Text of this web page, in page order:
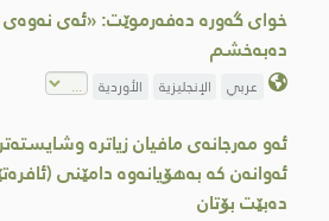
خوای گەورە دەفەرموێت: «ئەی
دەبەخشم
عربي الإنجليزية الأوردية
ئەو مەرجانەی مافیان زیاترە
ئەوانەن کە بەهۆیانەوە دامێنی
دەبێت بۆتان